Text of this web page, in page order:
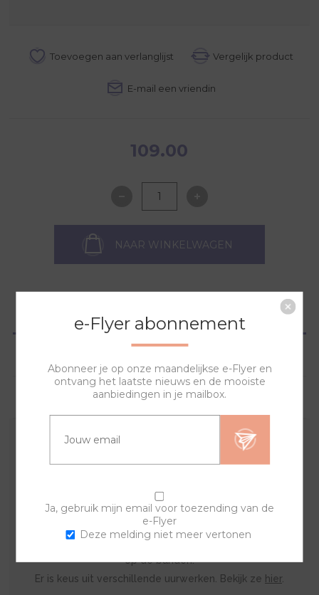
109.00
NAAR WINKELWAGEN
OVERZICHT
VRAGEN?
Met deze band en sierringen creëer je een uniek en
trendy horloge.
is kan het zijn dat de set afwijkt van het plaatje en de
beschrijving. Indien je kiest voor een goudkleurig
uurwerk ontvang je automatisch goudkleurige sluitingen
op de banden.
Er is keus uit verschillende uurwerken. Bekijk ze hier.
e-Flyer abonnement
Abonneer je op onze maandelijkse e-Flyer en
ontvang het laatste nieuws en de mooiste
aanbiedingen in je mailbox.
Ja, gebruik mijn email voor toezending van de
e-Flyer
Deze melding niet meer vertonen